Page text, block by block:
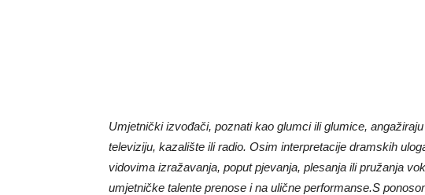
Umjetnički izvođači, poznati kao glumci ili glumice,
televiziju, kazalište ili radio. Osim interpretacije dramskih
vidovima izražavanja, poput pjevanja, plesanja ili pružanja
umjetničke talente prenose i na ulične performanse.S